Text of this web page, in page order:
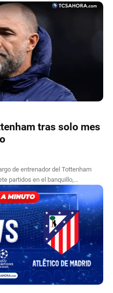
tras solo mes
de entrenador del Tottenham
partidos en el banquillo,...